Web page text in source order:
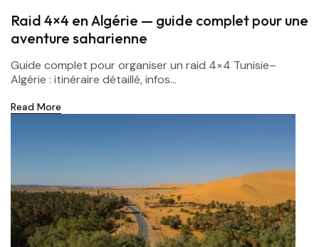
Raid 4×4 en Algérie — guide complet pour une
aventure saharienne
Guide complet pour organiser un raid 4×4 Tunisie–
Algérie : itinéraire détaillé, infos...
Read More